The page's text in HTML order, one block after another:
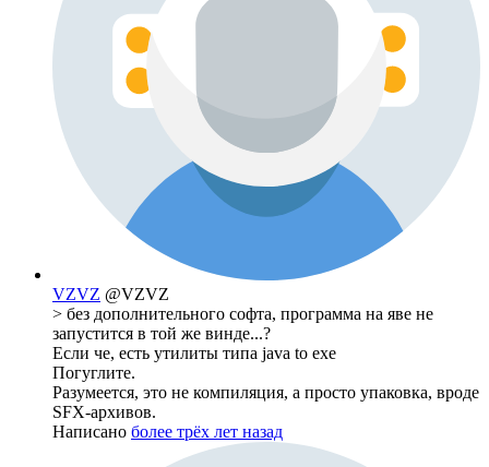
VZVZ @VZVZ
> без дополнительного софта, программа на яве не
запустится в той же винде...?
Если че, есть утилиты типа java to exe
Погуглите.
Разумеется, это не компиляция, а просто упаковка, вроде
SFX-архивов.
Написано более трёх лет назад